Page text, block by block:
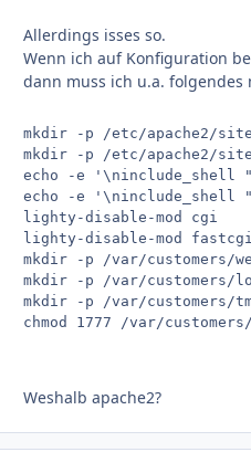
Allerdings isses so.
Wenn ich auf Konfiguration
dann muss ich u.a. folgendes
mkdir -p /etc/apache2/
mkdir -p /etc/apache2/
echo -e '\ninclude_shell
echo -e '\ninclude_shell
lighty-disable-mod cgi
lighty-disable-mod fastcgi
mkdir -p /var/customers/
mkdir -p /var/customers/
mkdir -p /var/customers/
chmod 1777 /var/
Weshalb apache2?